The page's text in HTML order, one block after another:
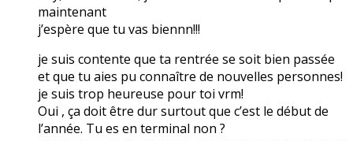
maintenant
j’espère que tu vas biennn!!!
je suis contente que ta rentrée se soit bien passée
et que tu aies pu connaître de nouvelles personnes!
je suis trop heureuse pour toi vrm!
Oui , ça doit être dur surtout que c’est le début de
l’année. Tu es en terminal non ?